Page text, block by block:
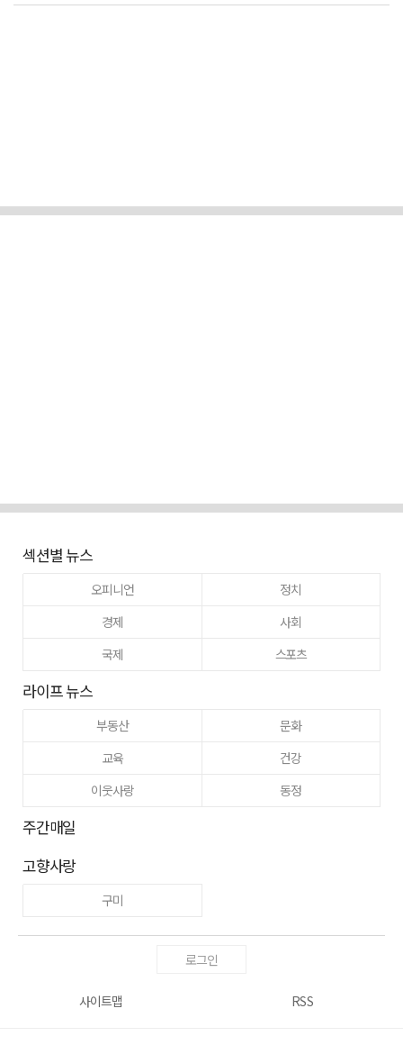
섹션별 뉴스
오피니언
정치
경제
사회
국제
스포츠
라이프 뉴스
부동산
문화
교육
건강
이웃사랑
동정
주간매일
고향사랑
구미
로그인
사이트맵 RSS